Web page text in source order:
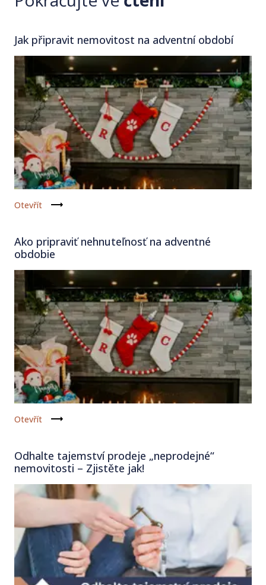
Jak připravit nemovitost na adventní období
Otevřít
Ako pripraviť nehnuteľnosť na adventné
obdobie
Otevřít
Odhalte tajemství prodeje „neprodejné“
nemovitosti – Zjistěte jak!